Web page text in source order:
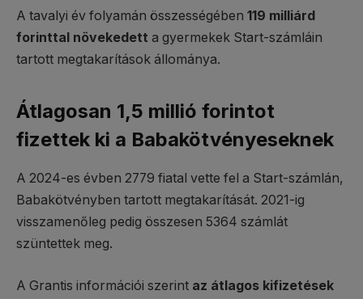
A tavalyi év folyamán összességében 119 milliárd
forinttal növekedett a gyermekek Start-számláin
tartott megtakarítások állománya.
Átlagosan 1,5 millió forintot
fizettek ki a Babakötvényeseknek
A 2024-es évben 2779 fiatal vette fel a Start-számlán,
Babakötvényben tartott megtakarítását. 2021-ig
visszamenőleg pedig összesen 5364 számlát
szüntettek meg.
A Grantis információi szerint az átlagos kifizetések